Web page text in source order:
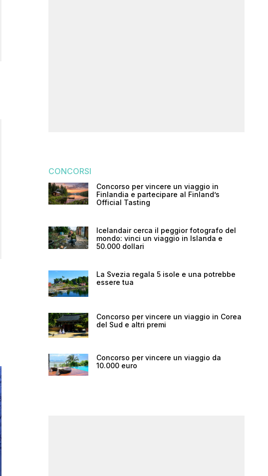
CONCORSI
Concorso per vincere un viaggio in
Finlandia e partecipare al Finland’s
Official Tasting
Icelandair cerca il peggior fotografo del
mondo: vinci un viaggio in Islanda e
50.000 dollari
La Svezia regala 5 isole e una potrebbe
essere tua
Concorso per vincere un viaggio in Corea
del Sud e altri premi
Concorso per vincere un viaggio da
10.000 euro